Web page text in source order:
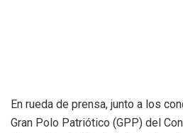
En rueda de prensa, junto a los
Gran Polo Patriótico (GPP) del